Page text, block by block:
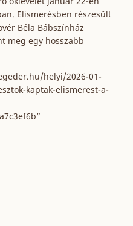
Elismerésben részesült
Béla Bábszínház
meg egy hosszabb
helyi/2026-01-
kaptak-elismerest-a-